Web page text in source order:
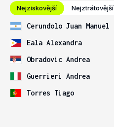
Nejziskovější Nejztrátovější
Cerundolo Juan Manuel
Eala Alexandra
Obradovic Andrea
Guerrieri Andrea
Torres Tiago